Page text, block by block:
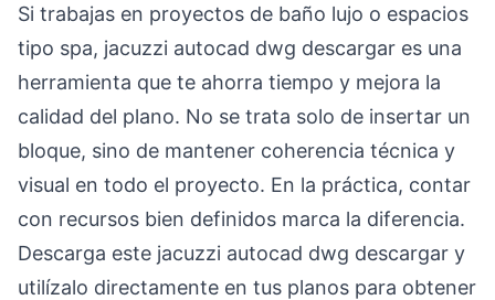
Si trabajas en proyectos de baño lujo o espacios
tipo spa, jacuzzi autocad dwg descargar es una
herramienta que te ahorra tiempo y mejora la
calidad del plano. No se trata solo de insertar un
bloque, sino de mantener coherencia técnica y
visual en todo el proyecto. En la práctica, contar
con recursos bien definidos marca la diferencia.
Descarga este jacuzzi autocad dwg descargar y
utilízalo directamente en tus planos para obtener